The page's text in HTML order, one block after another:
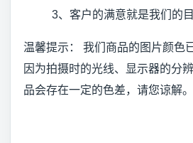
3、客户的满意就是我们的目
温馨提示： 我们商品的图片颜色
因为拍摄时的光线、显示器的分
品会存在一定的色差，请您谅解